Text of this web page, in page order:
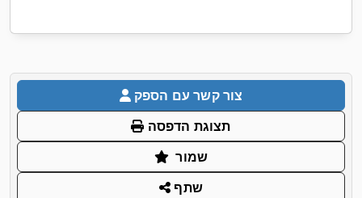
צור קשר עם הספק
תצוגת הדפסה
שמור
שתף